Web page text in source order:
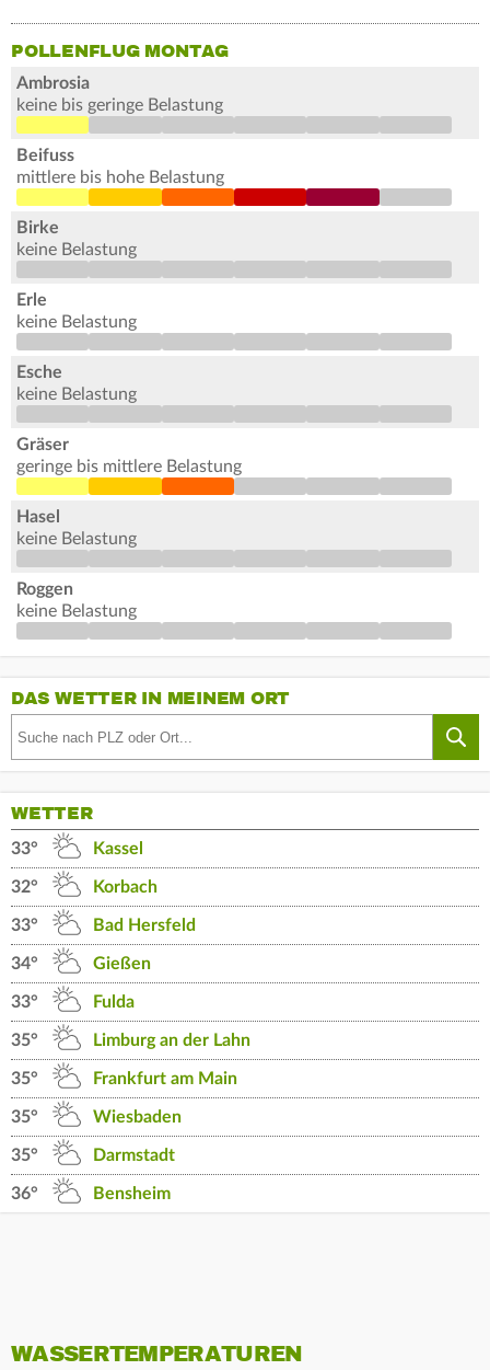
POLLENFLUG MONTAG
Ambrosia
keine bis geringe Belastung
Beifuss
mittlere bis hohe Belastung
Birke
keine Belastung
Erle
keine Belastung
Esche
keine Belastung
Gräser
geringe bis mittlere Belastung
Hasel
keine Belastung
Roggen
keine Belastung
DAS WETTER IN MEINEM ORT
WETTER
33° Kassel
32° Korbach
33° Bad Hersfeld
34° Gießen
33° Fulda
35° Limburg an der Lahn
35° Frankfurt am Main
35° Wiesbaden
35° Darmstadt
36° Bensheim
WASSERTEMPERATUREN